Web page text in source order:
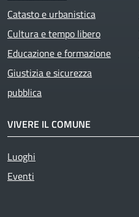
Catasto e urbanistica
Cultura e tempo libero
Educazione e formazione
Giustizia e sicurezza
pubblica
VIVERE IL COMUNE
Luoghi
Eventi